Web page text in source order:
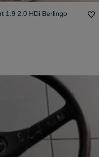
1.9 2.0 HDi Berlingo